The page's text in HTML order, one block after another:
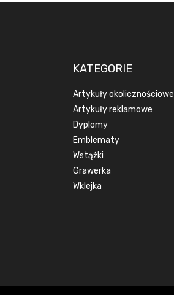
KATEGORIE
Artykuły okolicznościowe
Artykuły reklamowe
Dyplomy
Emblematy
Wstążki
Grawerka
Wklejka